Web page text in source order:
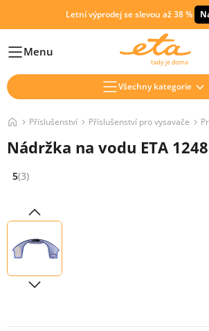
Letní výprodej se slevou až 38 %
HlavníMenu
Všechny kategorie
Příslušenství Příslušenství pro vysavače
Nádržka na vodu ETA
Hodnocení: 5 z 5 (3 recenzí)
5(3)